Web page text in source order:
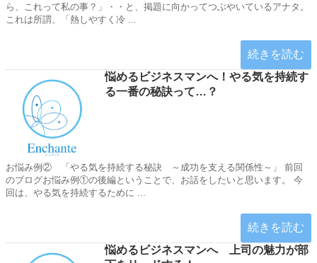
ら、これって私の事？」・・と、掲題に向かってつぶやいているアナタ。
これは所謂、「熱しやすく冷 ...
続きを読む
悩めるビジネスマンへ！やる気を持続す
る一番の秘訣って…？
お悩み例② 「やる気を持続する秘訣 ～成功を支える関係性～」 前回
のブログお悩み例①の後編ということで、お話をしたいと思います。 今
回は、やる気を持続するために ...
続きを読む
悩めるビジネスマンへ 上司の魅力が部